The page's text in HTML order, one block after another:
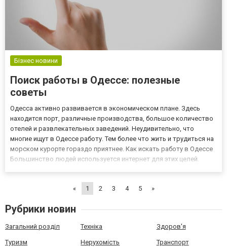
Бізнес новини
Поиск работы в Одессе: полезные
советы
Одесса активно развивается в экономическом плане. Здесь
находится порт, различные производства, большое количество
отелей и развлекательных заведений. Неудивительно, что
многие ищут в Одессе работу. Тем более что жить и трудиться на
морском курорте гораздо приятнее. Как искать работу в Одессе
Большинство людей используется интернет для этих целей.
«
1 2 3 4 5 »
Рубрики новин
Загальний розділ Техніка Здоров'я
Туризм Нерухомість Транспорт